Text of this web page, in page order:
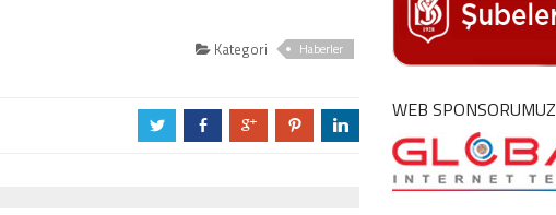
Kategori Haberler
a b c d j
WEB SPONSORUMUZ